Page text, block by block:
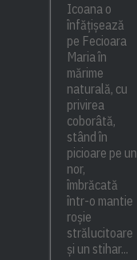
Icoana o
înfățișează
pe Fecioara
Maria în
mărime
naturală, cu
privirea
coborâtă,
stând în
picioare pe un
nor,
îmbrăcată
într-o mantie
roșie
strălucitoare
și un stihar...